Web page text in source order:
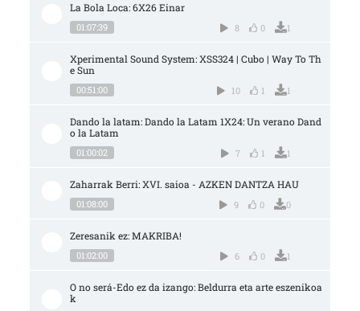
La Bola Loca: 6X26 Einar
01:07:39 8 0 1
Xperimental Sound System: XSS324 | Cubo | Way To Th
e Sun
00:51:00 10 1 1
Dando la latam: Dando la Latam 1X24: Un verano Dand
o la Latam
01:00:02 7 1 1
Zaharrak Berri: XVI. saioa - AZKEN DANTZA HAU
01:08:00 9 0 0
Zeresanik ez: MAKRIBA!
01:02:00 6 0 1
O no será-Edo ez da izango: Beldurra eta arte eszenikoa
k